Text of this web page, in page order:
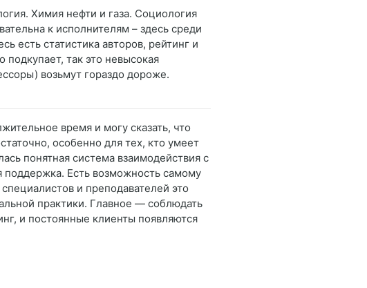
Химия нефти и газа. Социология
к исполнителям – здесь среди
есть статистика авторов, рейтинг и
так это невысокая
возьмут гораздо дороже.
время и могу сказать, что
особенно для тех, кто умеет
понятная система взаимодействия с
поддержка. Есть возможность самому
и преподавателей это
практики. Главное — соблюдать
и постоянные клиенты появляются